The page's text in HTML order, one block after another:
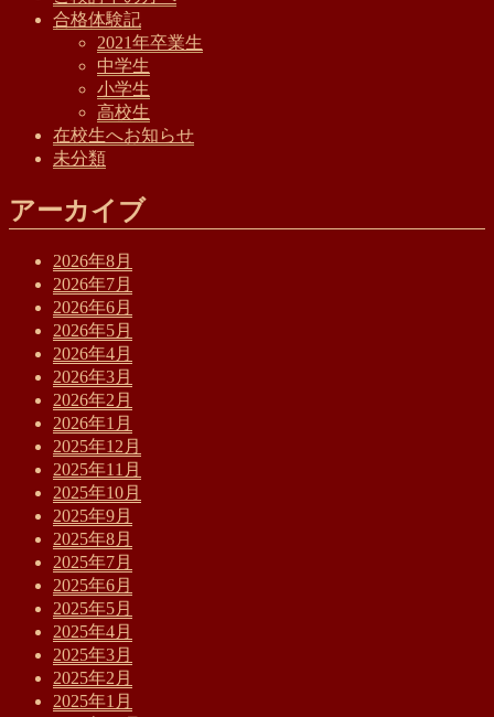
合格体験記
2021年卒業生
中学生
小学生
高校生
在校生へお知らせ
未分類
アーカイブ
2026年8月
2026年7月
2026年6月
2026年5月
2026年4月
2026年3月
2026年2月
2026年1月
2025年12月
2025年11月
2025年10月
2025年9月
2025年8月
2025年7月
2025年6月
2025年5月
2025年4月
2025年3月
2025年2月
2025年1月